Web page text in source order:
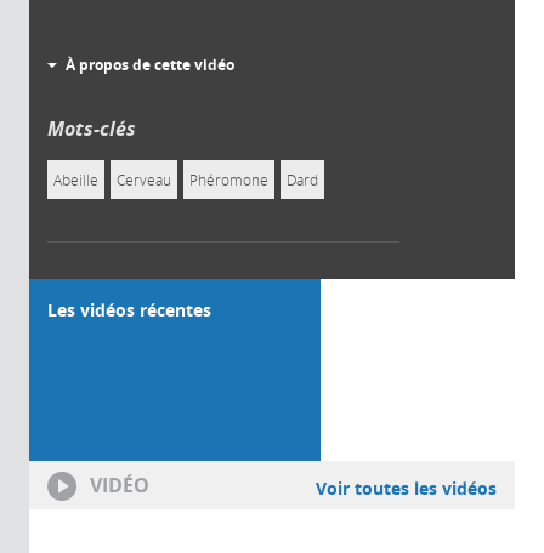
À propos de cette vidéo
Mots-clés
Abeille Cerveau Phéromone Dard
Les vidéos récentes
VIDÉO Voir toutes les vidéos